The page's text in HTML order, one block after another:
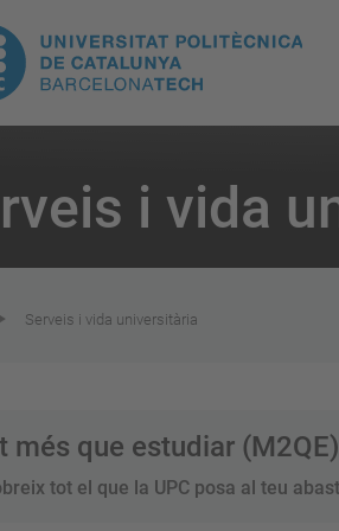
i vida
Serveis i vida universitària
més que estudiar (M2QE)
tot el que la UPC posa al teu